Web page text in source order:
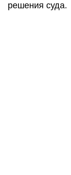
решения суда.